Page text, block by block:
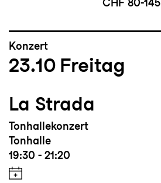
CHF 80-145
Konzert
23.10 Freitag
La Strada
Tonhallekonzert
Tonhalle
19:30 - 21:20